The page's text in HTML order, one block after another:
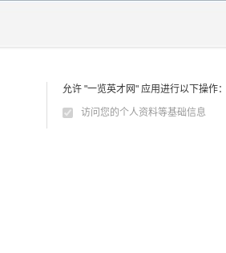
允许 "一览英才网" 应用进行以下操作：
访问您的个人资料等基础信息